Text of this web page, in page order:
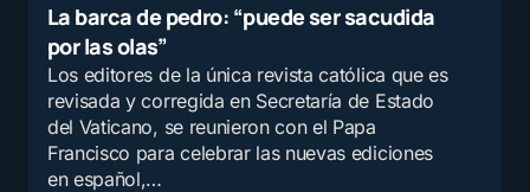
La barca de pedro: “puede ser sacudida
por las olas”
Los editores de la única revista católica que es
revisada y corregida en Secretaría de Estado
del Vaticano, se reunieron con el Papa
Francisco para celebrar las nuevas ediciones
en español,…